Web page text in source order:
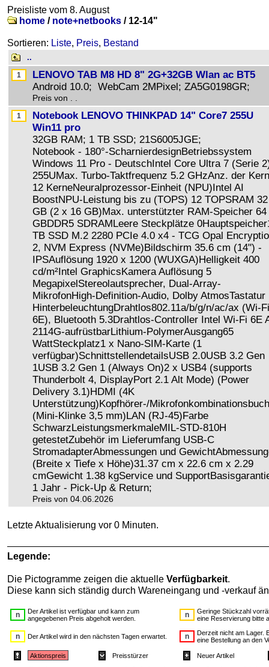
Preisliste vom 8. August
home / note+netbooks / 12-14"
Sortieren: Liste, Preis, Bestand
..
LENOVO TAB M8 HD 8" 2G+32GB Wlan ac BT5
Android 10.0; WebCam 2MPixel; ZA5G0198GR;
Preis von . .
Notebook LENOVO THINKPAD 14" Core7 255U
Win11 pro
32GB RAM; 1 TB SSD; 21S6005JGE;
Notebook - 180°-ScharnierdesignBetriebssystem
Windows 11 Pro - DeutschIntel Core Ultra 7 (Serie
255UMax. Turbo-Taktfrequenz 5.2 GHzAnz. der
12 KerneNeuralprozessor-Einheit (NPU)Intel AI
BoostNPU-Leistung bis zu (TOPS) 12 TOPSRAM 32
GB (2 x 16 GB)Max. unterstützter RAM-Speicher 64
GBDDR5 SDRAMLeere Steckplätze
TB SSD M.2 2280 PCIe 4.0 x4 - TCG Opal
2, NVM Express (NVMe)Bildschirm 35.6 cm (14") -
IPSAuflösung 1920 x 1200 (WUXGA)Helligkeit 400
cd/m²Intel GraphicsKamera Auflösung 5
MegapixelStereolautsprecher, Dual-Array-
MikrofonHigh-Definition-Audio, Dolby AtmosTastatur
HinterbeleuchtungDrahtlos802.11a/b/g/n/ac/ax (Wi-Fi
6E), Bluetooth 5.3Drahtlos-Controller Intel Wi-Fi 6E
2114G-aufrüstbarLithium-PolymerAusgang65
WattSteckplatz1 x Nano-SIM-Karte (1
verfügbar)SchnittstellendetailsUSB 2.0USB 3.2 Gen
1USB 3.2 Gen 1 (Always On)2 x USB4 (supports
Thunderbolt 4, DisplayPort 2.1 Alt Mode) (Power
Delivery 3.1)HDMI (4K
Unterstützung)Kopfhörer-/
(Mini-Klinke 3,5 mm)LAN (RJ-45)Farbe
SchwarzLeistungsmerkmaleMIL-STD-810H
getestetZubehör im Lieferumfang USB-C
StromadapterAbmessungen und
(Breite x Tiefe x Höhe)31.37 cm x 22.6 cm x 2.29
cmGewicht 1.38 kgService und
1 Jahr - Pick-Up & Return;
Preis von 04.06.2026
Letzte Aktualisierung vor 0 Minuten.
Legende:
Die Pictogramme zeigen die aktuelle Verfügbarkeit.
Diese kann sich ständig durch Wareneingang und -verkauf
Der Artikel ist verfügbar und kann zum
angegebenen Preis abgeholt werden.
Geringe Stückzahl
eine Reservierung bitte
Der Artikel wird in den nächsten Tagen erwartet.
Derzeit nicht am Lager.
eine Bestellung an den
Aktionspreis Preisstürzer Neuer Artikel